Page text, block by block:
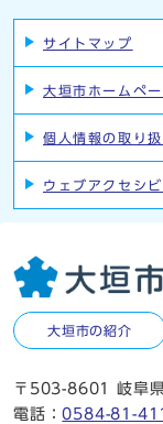
サイトマップ
大垣市ホームペ
個人情報の取り
ウェブアクセシ
大垣市の紹介
〒503-8601 岐阜
電話：0584-81-